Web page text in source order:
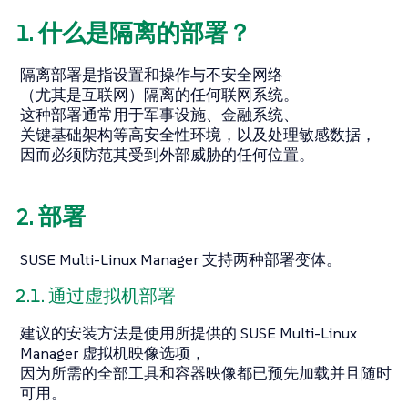
1. 什么是隔离的部署？
隔离部署是指设置和操作与不安全网络
（尤其是互联网）隔离的任何联网系统。
这种部署通常用于军事设施、金融系统、
关键基础架构等高安全性环境，以及处理敏感数据，
因而必须防范其受到外部威胁的任何位置。
2. 部署
SUSE Multi-Linux Manager 支持两种部署变体。
2.1. 通过虚拟机部署
建议的安装方法是使用所提供的 SUSE Multi-Linux
Manager 虚拟机映像选项，
因为所需的全部工具和容器映像都已预先加载并且随时
可用。